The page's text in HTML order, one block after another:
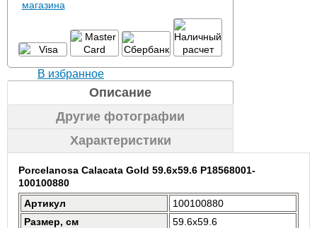
В избранное
Описание
Другие фотографии
Характеристики
Porcelanosa Calacata Gold 59.6x59.6 P18568001-
100100880
Артикул
100100880
Размер, см
59.6x59.6